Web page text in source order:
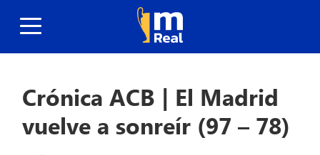
Crónica ACB | El Madrid
vuelve a sonreír (97 – 78)